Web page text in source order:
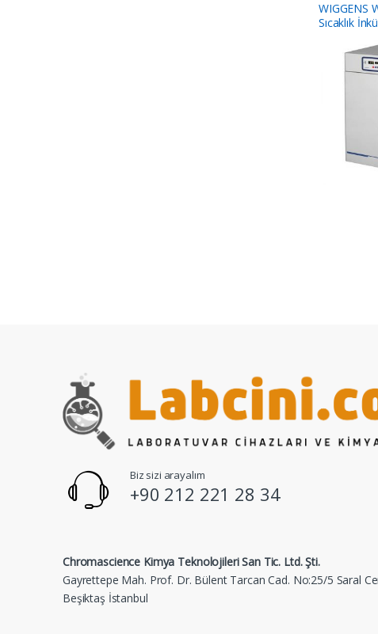
WIGGENS
Sıcaklık
Biz sizi arayalım
+90 212 221 28 34
Chromascience Kimya Teknolojileri San Tic. Ltd. Şti.
Gayrettepe Mah. Prof. Dr. Bülent Tarcan Cad. No:25/5 Saral
Beşiktaş İstanbul